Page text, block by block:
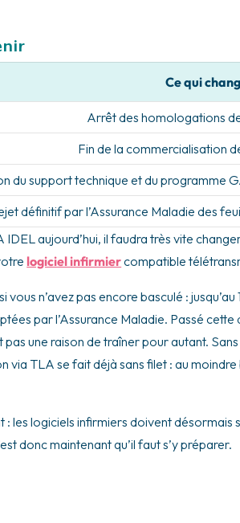
Ce qui
Arrêt des homologations
Fin de la commercialisation
du support technique et du programme
définitif par l’Assurance Maladie des
IDEL aujourd’hui, il faudra très vite
logiciel infirmiercompatible
n’avez pas encore basculé :
par l’Assurance Maladie. Passé
pas une raison de traîner pour autant.
via TLA se fait déjà sans filet : au
: les logiciels infirmiers doivent désormais
donc maintenant qu’il faut s’y préparer.